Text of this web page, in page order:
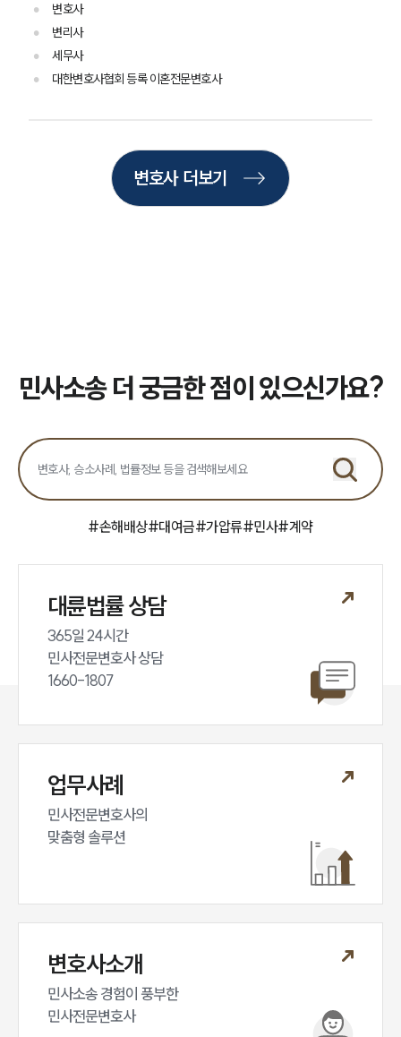
대륜법률상담예약
변호사
변리사
세무사
대한변호사협회 등록 이혼전문변호사
변호사 더보기
민사소송 더 궁금한 점이 있으신가요?
#손해배상#대여금#가압류#민사#계약
대륜법률 상담
365일 24시간
민사전문변호사 상담
1660-1807
업무사례
민사전문변호사의
맞춤형 솔루션
변호사소개
민사소송 경험이 풍부한
민사전문변호사